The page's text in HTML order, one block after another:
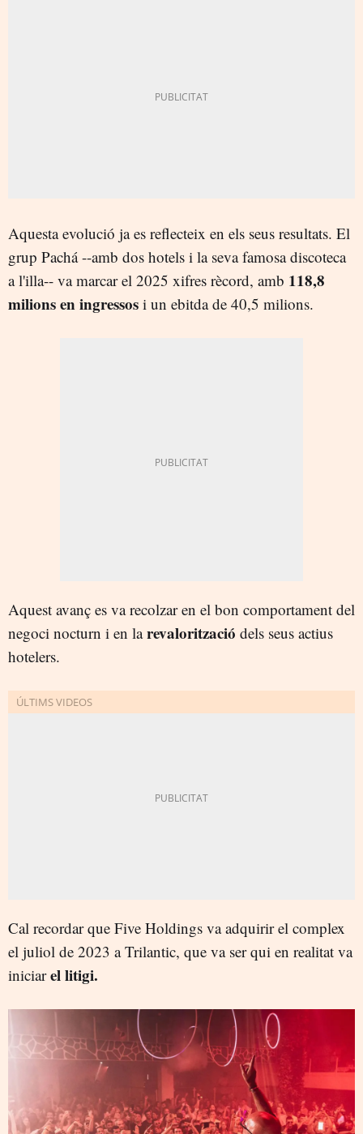
Aquesta evolució ja es reflecteix en els seus resultats. El
grup Pachá --amb dos hotels i la seva famosa discoteca
a l'illa-- va marcar el 2025 xifres rècord, amb 118,8
milions en ingressos i un ebitda de 40,5 milions.
Aquest avanç es va recolzar en el bon comportament del
negoci nocturn i en larevalorització dels seus actius
hotelers.
Cal recordar que Five Holdings va adquirir el complex
el juliol de 2023 a Trilantic, que va ser qui en realitat va
iniciarel litigi.